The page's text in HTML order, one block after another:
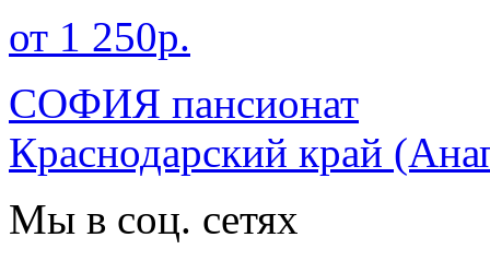
от 1 250р.
СОФИЯ пансионат
Краснодарский край
Мы в соц. сетях